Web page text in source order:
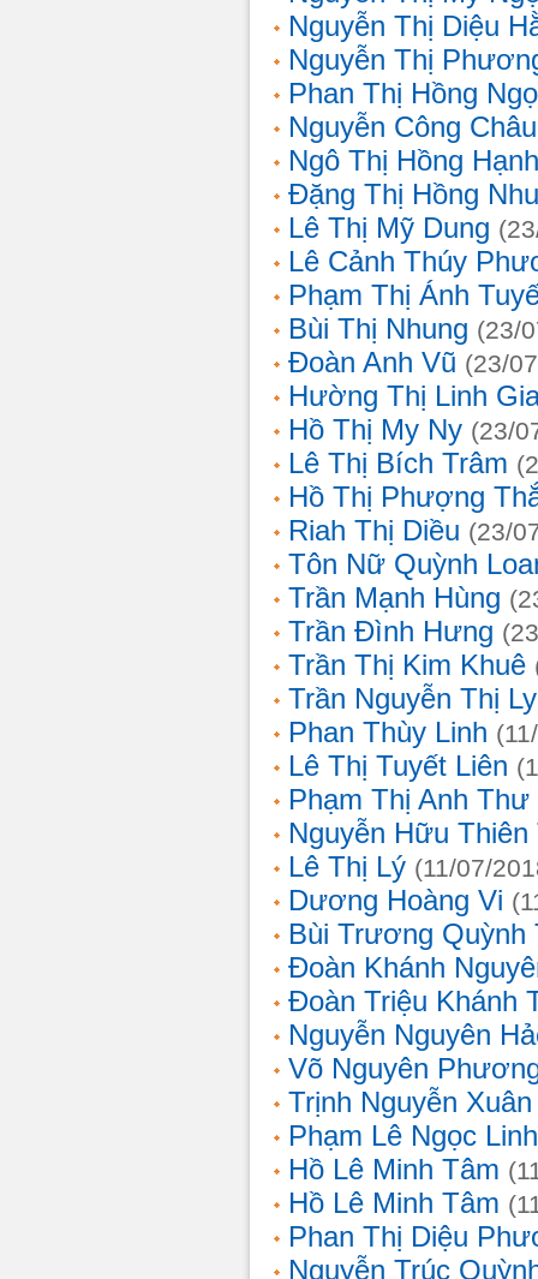
Nguyễn Thị Diệu
Nguyễn Thị
Phan Thị Hồng
Nguyễn Công Châu
Ngô Thị Hồng Hạnh
Đặng Thị Hồng
Lê Thị Mỹ Dung
Lê Cảnh Thúy
Phạm Thị Ánh
Bùi Thị Nhung (23/
Đoàn Anh Vũ (23/
Hường Thị Linh
Hồ Thị My Ny (23/
Lê Thị Bích Trâm
Hồ Thị Phượng
Riah Thị Diều (23/
Tôn Nữ Quỳnh
Trần Mạnh Hùng
Trần Đình Hưng
Trần Thị Kim Khuê
Trần Nguyễn Thị
Phan Thùy Linh
Lê Thị Tuyết Liên
Phạm Thị Anh Thư
Nguyễn Hữu Thiên
Lê Thị Lý (11/07/
Dương Hoàng Vi
Bùi Trương Quỳnh
Đoàn Khánh
Đoàn Triệu Khánh
Nguyễn Nguyên
Võ Nguyên
Trịnh Nguyễn
Phạm Lê Ngọc Linh
Hồ Lê Minh Tâm
Hồ Lê Minh Tâm
Phan Thị Diệu
Nguyễn Trúc